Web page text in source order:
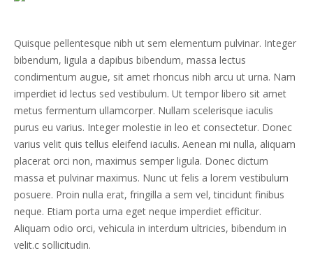
Quisque pellentesque nibh ut sem elementum pulvinar. Integer
bibendum, ligula a dapibus bibendum, massa lectus
condimentum augue, sit amet rhoncus nibh arcu ut urna. Nam
imperdiet id lectus sed vestibulum. Ut tempor libero sit amet
metus fermentum ullamcorper. Nullam scelerisque iaculis
purus eu varius. Integer molestie in leo et consectetur. Donec
varius velit quis tellus eleifend iaculis. Aenean mi nulla, aliquam
placerat orci non, maximus semper ligula. Donec dictum
massa et pulvinar maximus. Nunc ut felis a lorem vestibulum
posuere. Proin nulla erat, fringilla a sem vel, tincidunt finibus
neque. Etiam porta urna eget neque imperdiet efficitur.
Aliquam odio orci, vehicula in interdum ultricies, bibendum in
velit.c sollicitudin.